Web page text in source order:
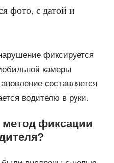
фото, с датой и
фиксируется
камеры
составляется
водителю в руки.
метод фиксации